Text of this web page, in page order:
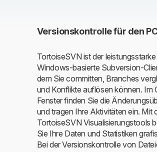
Versionskontrolle für den
TortoiseSVN ist der leistungsstarke
Windows-basierte Subversion-
dem Sie committen, Branches
und Konflikte auflösen können. Im
Fenster finden Sie die
und tragen Ihre Aktivitäten ein. Mit
TortoiseSVN Visualisierungstools
Sie Ihre Daten und Statistiken
Bei der Versionskontrolle von